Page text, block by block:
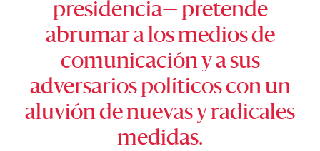
presidencia— pretende
abrumar a los medios de
comunicación y a sus
adversarios políticos con un
aluvión de nuevas y radicales
medidas.